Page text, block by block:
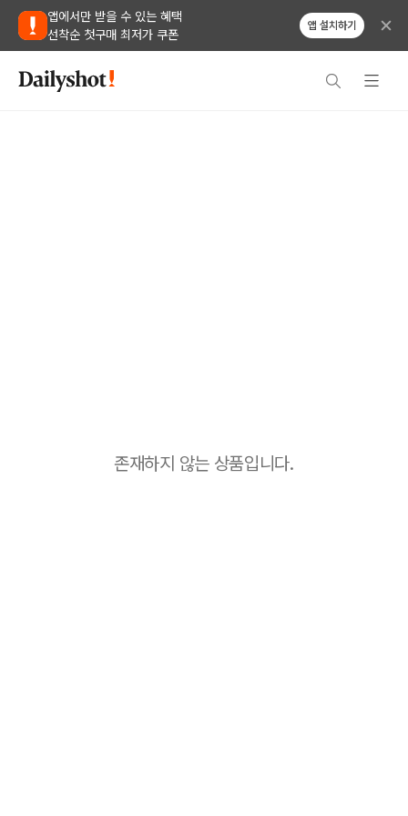
앱에서만 받을 수 있는 혜택
선착순 첫구매 최저가 쿠폰
앱 설치하기
존재하지 않는 상품입니다.